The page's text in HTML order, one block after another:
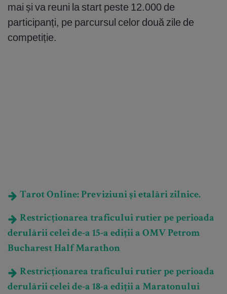
mai și va reuni la start peste 12.000 de
participanți, pe parcursul celor două zile de
competiție.
Tarot Online: Previziuni și etalări zilnice.
Restricționarea traficului rutier pe perioada
derulării celei de-a 15-a ediții a OMV Petrom
Bucharest Half Marathon
Restricționarea traficului rutier pe perioada
derulării celei de-a 18-a ediții a Maratonului